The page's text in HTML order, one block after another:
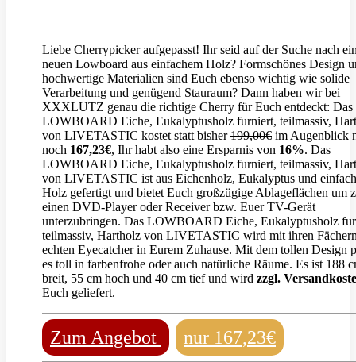
Liebe Cherrypicker aufgepasst! Ihr seid auf der Suche nach
neuen Lowboard aus einfachem Holz? Formschönes Design
hochwertige Materialien sind Euch ebenso wichtig wie solide
Verarbeitung und genügend Stauraum? Dann haben wir bei
XXXLUTZ genau die richtige Cherry für Euch entdeckt: Das
LOWBOARD Eiche, Eukalyptusholz furniert, teilmassiv,
von LIVETASTIC kostet statt bisher199,00€ im Augenblick
noch 167,23€, Ihr habt also eine Ersparnis von 16%. Das
LOWBOARD Eiche, Eukalyptusholz furniert, teilmassiv,
von LIVETASTIC ist aus Eichenholz, Eukalyptus und
Holz gefertigt und bietet Euch großzügige Ablageflächen um
einen DVD-Player oder Receiver bzw. Euer TV-Gerät
unterzubringen. Das LOWBOARD Eiche, Eukalyptusholz
teilmassiv, Hartholz von LIVETASTIC wird mit ihren
echten Eyecatcher in Eurem Zuhause. Mit dem tollen Design
es toll in farbenfrohe oder auch natürliche Räume. Es ist 188
breit, 55 cm hoch und 40 cm tief und wird zzgl.
Euch geliefert.
Zum Angebot nur 167,23€